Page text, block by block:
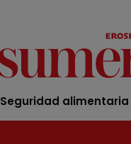
Seguridad alimentaria